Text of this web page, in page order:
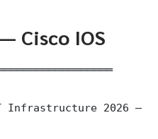
Cisco IOS
Infrastructure 2026 —